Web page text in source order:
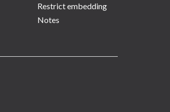
Restrict embedding
Notes